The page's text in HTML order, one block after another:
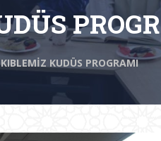
KUDÜS PROGRAMI